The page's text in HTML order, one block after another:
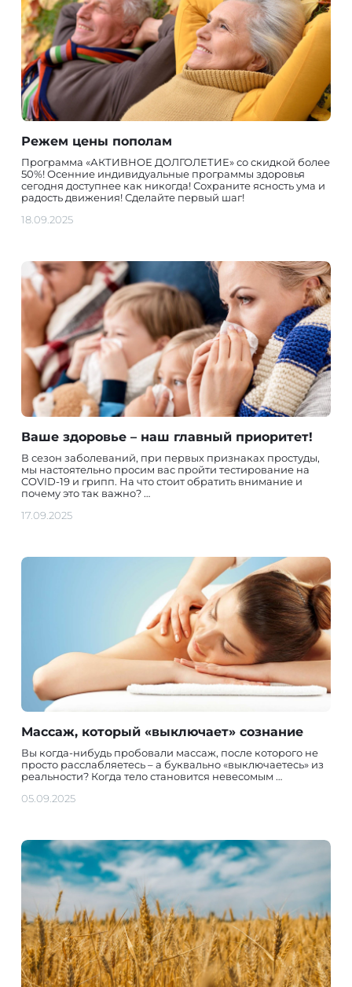
Режем цены пополам
Программа «АКТИВНОЕ ДОЛГОЛЕТИЕ» со скидкой более
50%! Осенние индивидуальные программы здоровья
сегодня доступнее как никогда! Сохраните ясность ума и
радость движения! Сделайте первый шаг!
18.09.2025
Ваше здоровье – наш главный приоритет!
В сезон заболеваний, при первых признаках простуды,
мы настоятельно просим вас пройти тестирование на
COVID-19 и грипп. На что стоит обратить внимание и
почему это так важно? …
17.09.2025
Массаж, который «выключает» сознание
Вы когда-нибудь пробовали массаж, после которого не
просто расслабляетесь – а буквально «выключаетесь» из
реальности? Когда тело становится невесомым …
05.09.2025